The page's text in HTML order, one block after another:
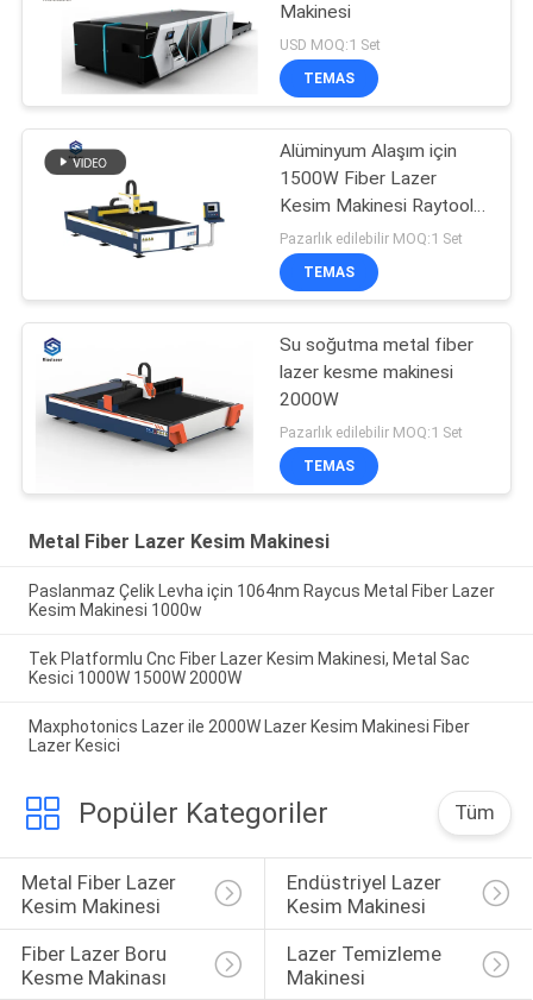
Makinesi
USD MOQ:1 Set
TEMAS
Alüminyum Alaşım için
1500W Fiber Lazer
Kesim Makinesi Raytools
Cuthead
Pazarlık edilebilir MOQ:1 Set
TEMAS
Su soğutma metal fiber
lazer kesme makinesi
2000W
Pazarlık edilebilir MOQ:1 Set
TEMAS
Metal Fiber Lazer Kesim Makinesi
Paslanmaz Çelik Levha için 1064nm Raycus Metal Fiber Lazer
Kesim Makinesi 1000w
Tek Platformlu Cnc Fiber Lazer Kesim Makinesi, Metal Sac
Kesici 1000W 1500W 2000W
Maxphotonics Lazer ile 2000W Lazer Kesim Makinesi Fiber
Lazer Kesici
Popüler Kategoriler Tüm
Metal Fiber Lazer
Kesim Makinesi
Endüstriyel Lazer
Kesim Makinesi
Fiber Lazer Boru
Kesme Makinası
Lazer Temizleme
Makinesi